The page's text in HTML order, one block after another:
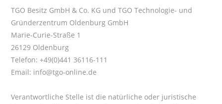
TGO Besitz GmbH & Co. KG und TGO Technologie- und
Gründerzentrum Oldenburg GmbH
Marie-Curie-Straße 1
26129 Oldenburg
Telefon: +49(0)441 36116-111
Email: info@tgo-online.de
Verantwortliche Stelle ist die natürliche oder juristische